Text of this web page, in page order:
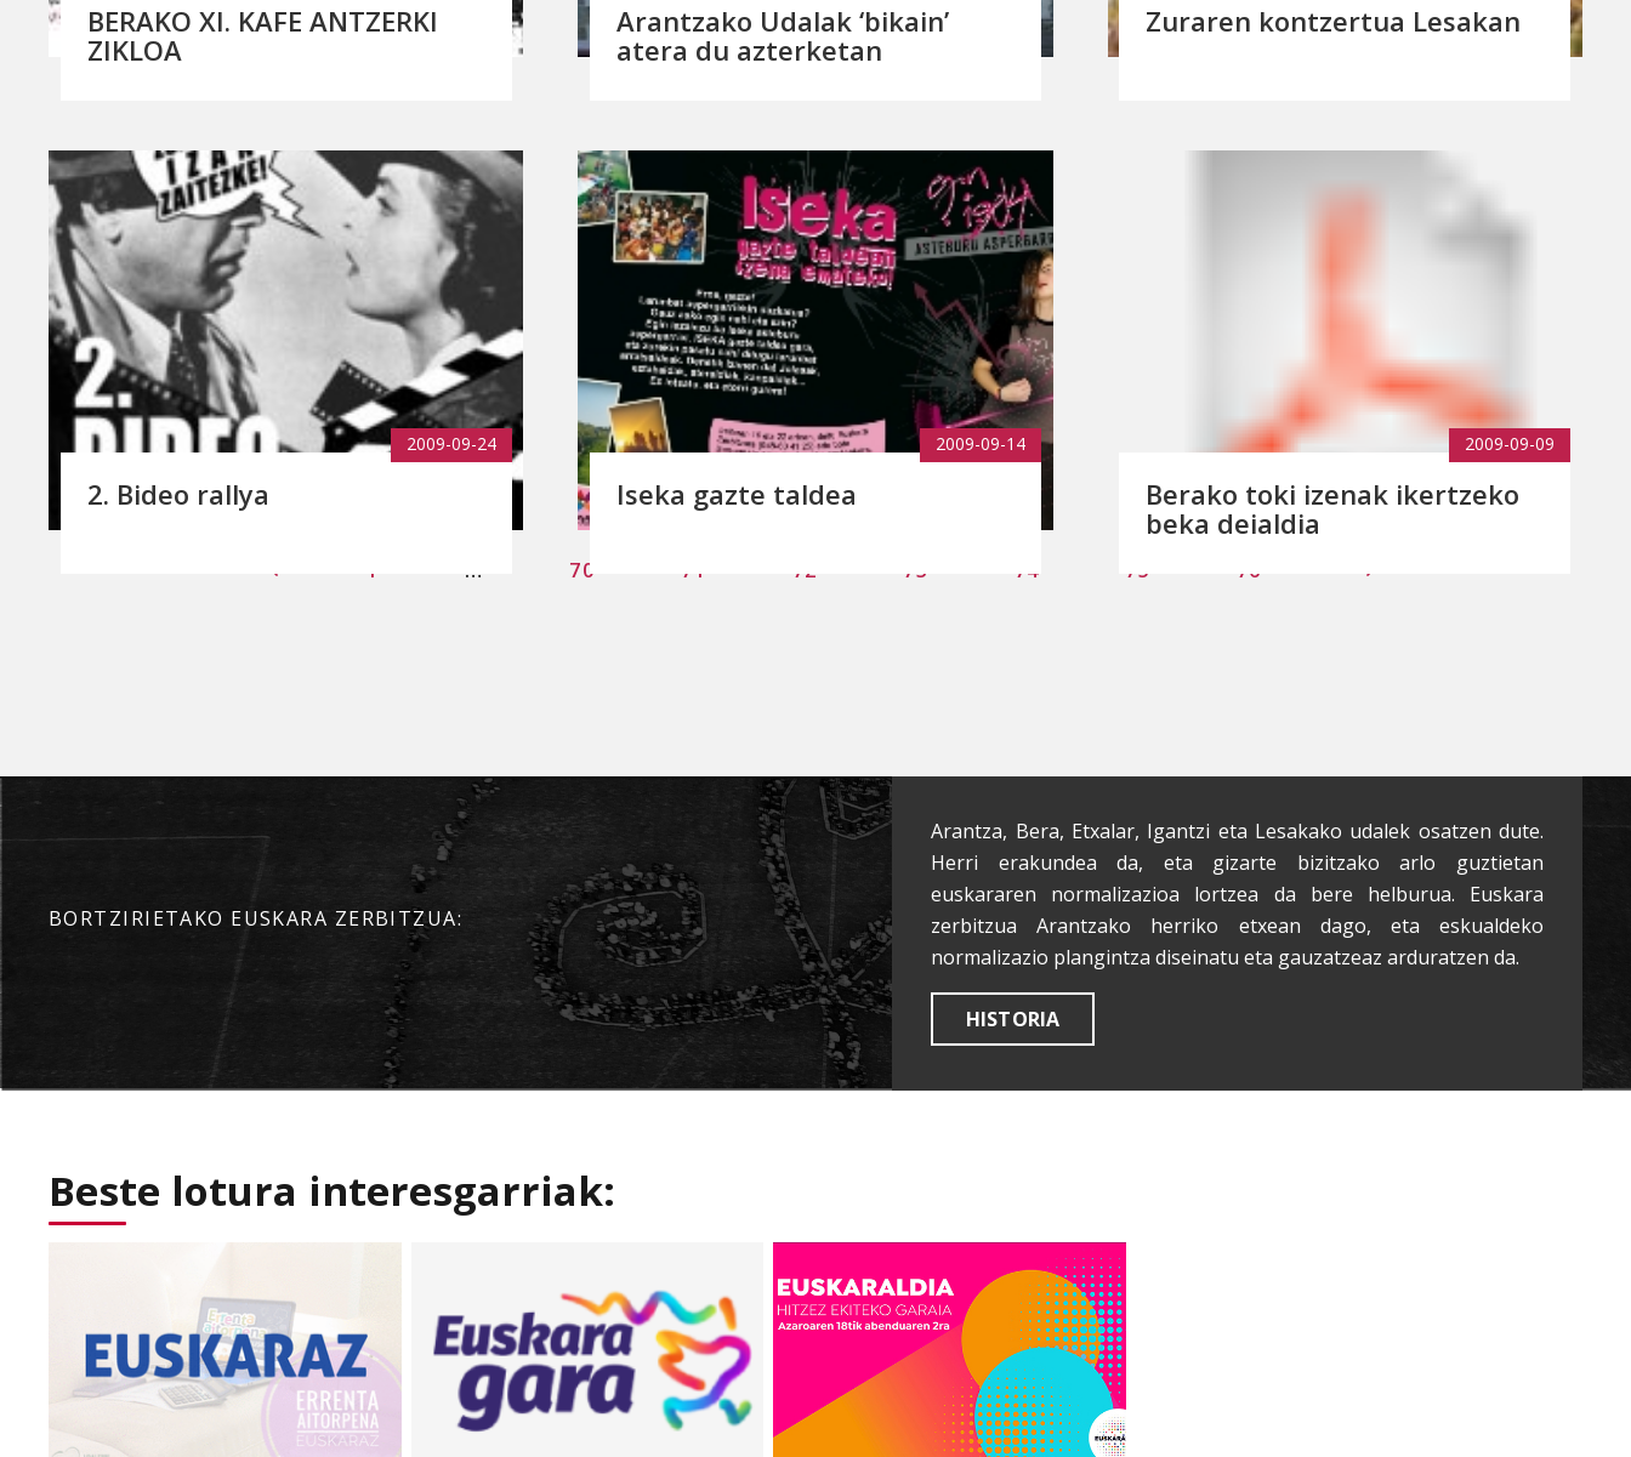
BERAKO XI. KAFE ANTZERKI
ZIKLOA
Arantzako Udalak ‘bikain’
atera du azterketan
Zuraren kontzertua Lesakan
2009-09-24
2. Bideo rallya
2009-09-14
Iseka gazte taldea
2009-09-09
Berako toki izenak ikertzeko
beka deialdia
1 … 70 71 72 73 74 75 76
BORTZIRIETAKO EUSKARA ZERBITZUA:
Arantza, Bera, Etxalar, Igantzi eta Lesakako udalek osatzen dute.
Herri erakundea da, eta gizarte bizitzako arlo guztietan
euskararen normalizazioa lortzea da bere helburua. Euskara
zerbitzua Arantzako herriko etxean dago, eta eskualdeko
normalizazio plangintza diseinatu eta gauzatzeaz arduratzen da.
HISTORIA
Beste lotura interesgarriak: